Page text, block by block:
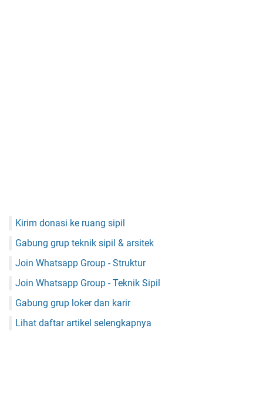
Kirim donasi ke ruang sipil
Gabung grup teknik sipil & arsitek
Join Whatsapp Group - Struktur
Join Whatsapp Group - Teknik Sipil
Gabung grup loker dan karir
Lihat daftar artikel selengkapnya